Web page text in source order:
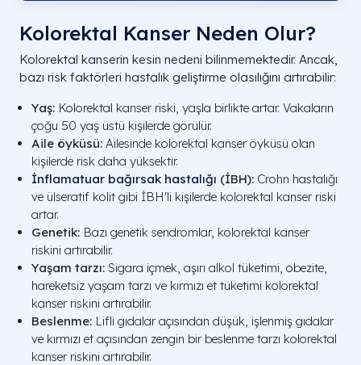
Kolorektal Kanser Neden Olur?
Kolorektal kanserin kesin nedeni bilinmemektedir. Ancak,
bazı risk faktörleri hastalık geliştirme olasılığını artırabilir:
Yaş: Kolorektal kanser riski, yaşla birlikte artar. Vakaların
çoğu 50 yaş üstü kişilerde görülür.
Aile öyküsü: Ailesinde kolorektal kanser öyküsü olan
kişilerde risk daha yüksektir.
İnflamatuar bağırsak hastalığı (İBH): Crohn hastalığı
ve ülseratif kolit gibi İBH'li kişilerde kolorektal kanser riski
artar.
Genetik: Bazı genetik sendromlar, kolorektal kanser
riskini artırabilir.
Yaşam tarzı: Sigara içmek, aşırı alkol tüketimi, obezite,
hareketsiz yaşam tarzı ve kırmızı et tüketimi kolorektal
kanser riskini artırabilir.
Beslenme: Lifli gıdalar açısından düşük, işlenmiş gıdalar
ve kırmızı et açısından zengin bir beslenme tarzı kolorektal
kanser riskini artırabilir.